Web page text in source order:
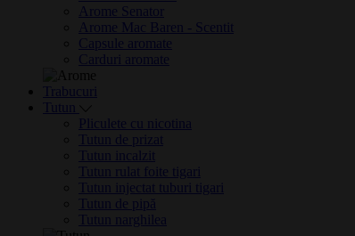
Arome Senator
Arome Mac Baren - Scentit
Capsule aromate
Carduri aromate
Trabucuri
Tutun
Pliculete cu nicotina
Tutun de prizat
Tutun incalzit
Tutun rulat foite tigari
Tutun injectat tuburi tigari
Tutun de pipă
Tutun narghilea